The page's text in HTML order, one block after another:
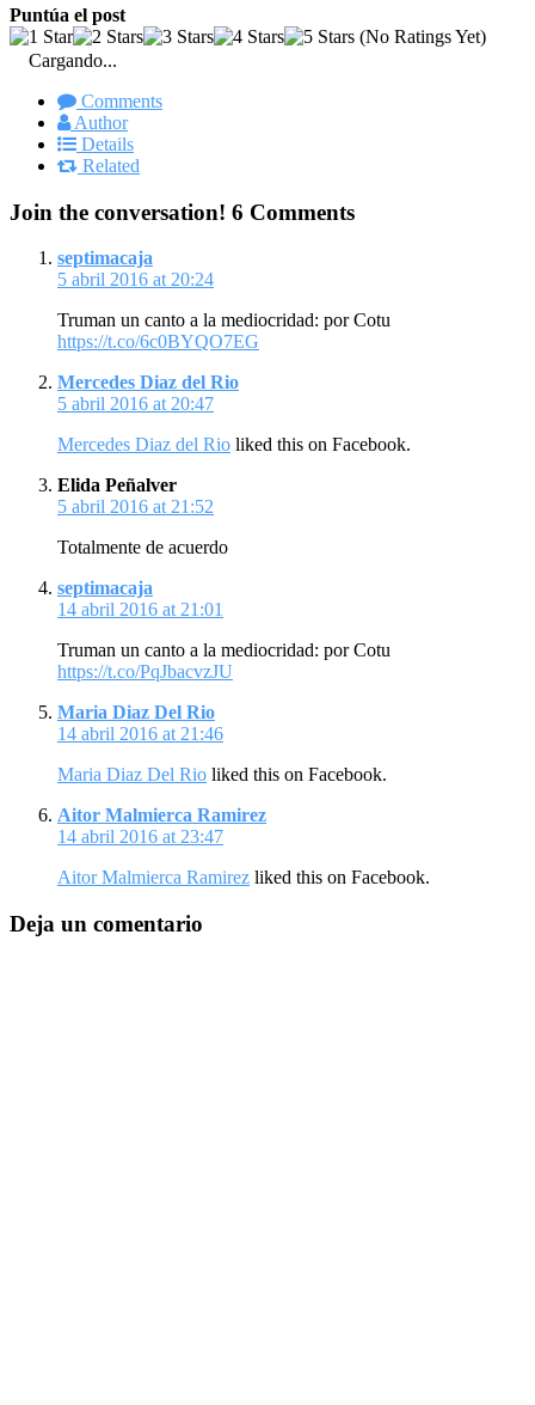
Puntúa el post
(No Ratings Yet)
Cargando...
Comments
Author
Details
Related
Join the conversation! 6 Comments
septimacaja
5 abril 2016 at 20:24
Truman un canto a la mediocridad: por Cotu
https://t.co/6c0BYQO7EG
Mercedes Diaz del Rio
5 abril 2016 at 20:47
Mercedes Diaz del Rio liked this on Facebook.
Elida Peñalver
5 abril 2016 at 21:52
Totalmente de acuerdo
septimacaja
14 abril 2016 at 21:01
Truman un canto a la mediocridad: por Cotu
https://t.co/PqJbacvzJU
Maria Diaz Del Rio
14 abril 2016 at 21:46
Maria Diaz Del Rio liked this on Facebook.
Aitor Malmierca Ramirez
14 abril 2016 at 23:47
Aitor Malmierca Ramirez liked this on Facebook.
Deja un comentario